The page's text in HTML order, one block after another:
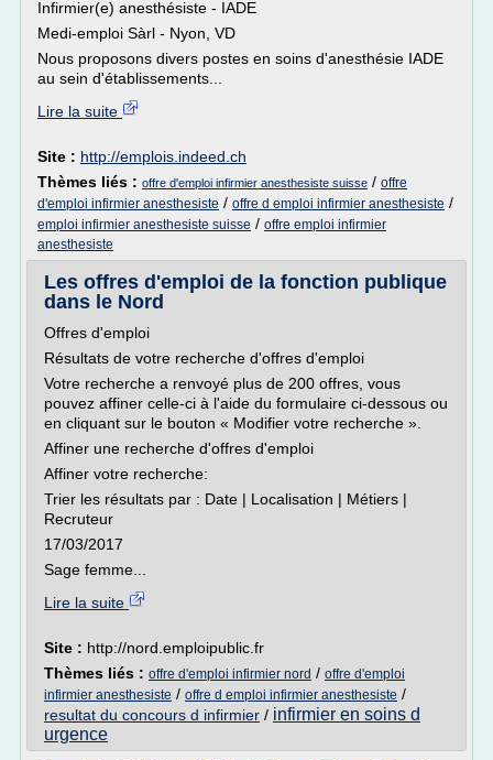
Infirmier(e) anesthésiste - IADE
Medi-emploi Sàrl - Nyon, VD
Nous proposons divers postes en soins d'anesthésie IADE
au sein d'établissements...
Lire la suite
Site : http://emplois.indeed.ch
Thèmes liés : offre d'emploi infirmier anesthesiste suisse / offre
d'emploi infirmier anesthesiste / offre d emploi infirmier anesthesiste /
emploi infirmier anesthesiste suisse / offre emploi infirmier
anesthesiste
Les offres d'emploi de la fonction publique
dans le Nord
Offres d'emploi
Résultats de votre recherche d'offres d'emploi
Votre recherche a renvoyé plus de 200 offres, vous
pouvez affiner celle-ci à l'aide du formulaire ci-dessous ou
en cliquant sur le bouton « Modifier votre recherche ».
Affiner une recherche d'offres d'emploi
Affiner votre recherche:
Trier les résultats par : Date | Localisation | Métiers |
Recruteur
17/03/2017
Sage femme...
Lire la suite
Site : http://nord.emploipublic.fr
Thèmes liés : offre d'emploi infirmier nord / offre d'emploi
infirmier anesthesiste / offre d emploi infirmier anesthesiste /
resultat du concours d infirmier / infirmier en soins d
urgence